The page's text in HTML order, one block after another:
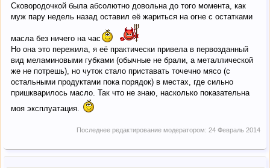
тащусь, как удав по стекловате.
"
, скажите, пожалуйста, сковородочкой довольны? Я
вот думаю с амазона заказать, интересно на сколько их
Сковородочкой была абсолютно довольна до того момента, как
муж пару недель назад оставил её жариться на огне с остатками
масла без ничего на час
Но она это пережила, я её практически привела в первозданный
вид меламиновыми губками (обычные не брали, а металлической
же не потрешь), но чуток стало приставать точечно мясо (с
остальными продуктами пока порядок) в местах, где сильно
пришкварилось масло. Так что не знаю, насколько показательна
моя эксплуатация.
Последнее редактирование модератором: 24 Февраль 2014